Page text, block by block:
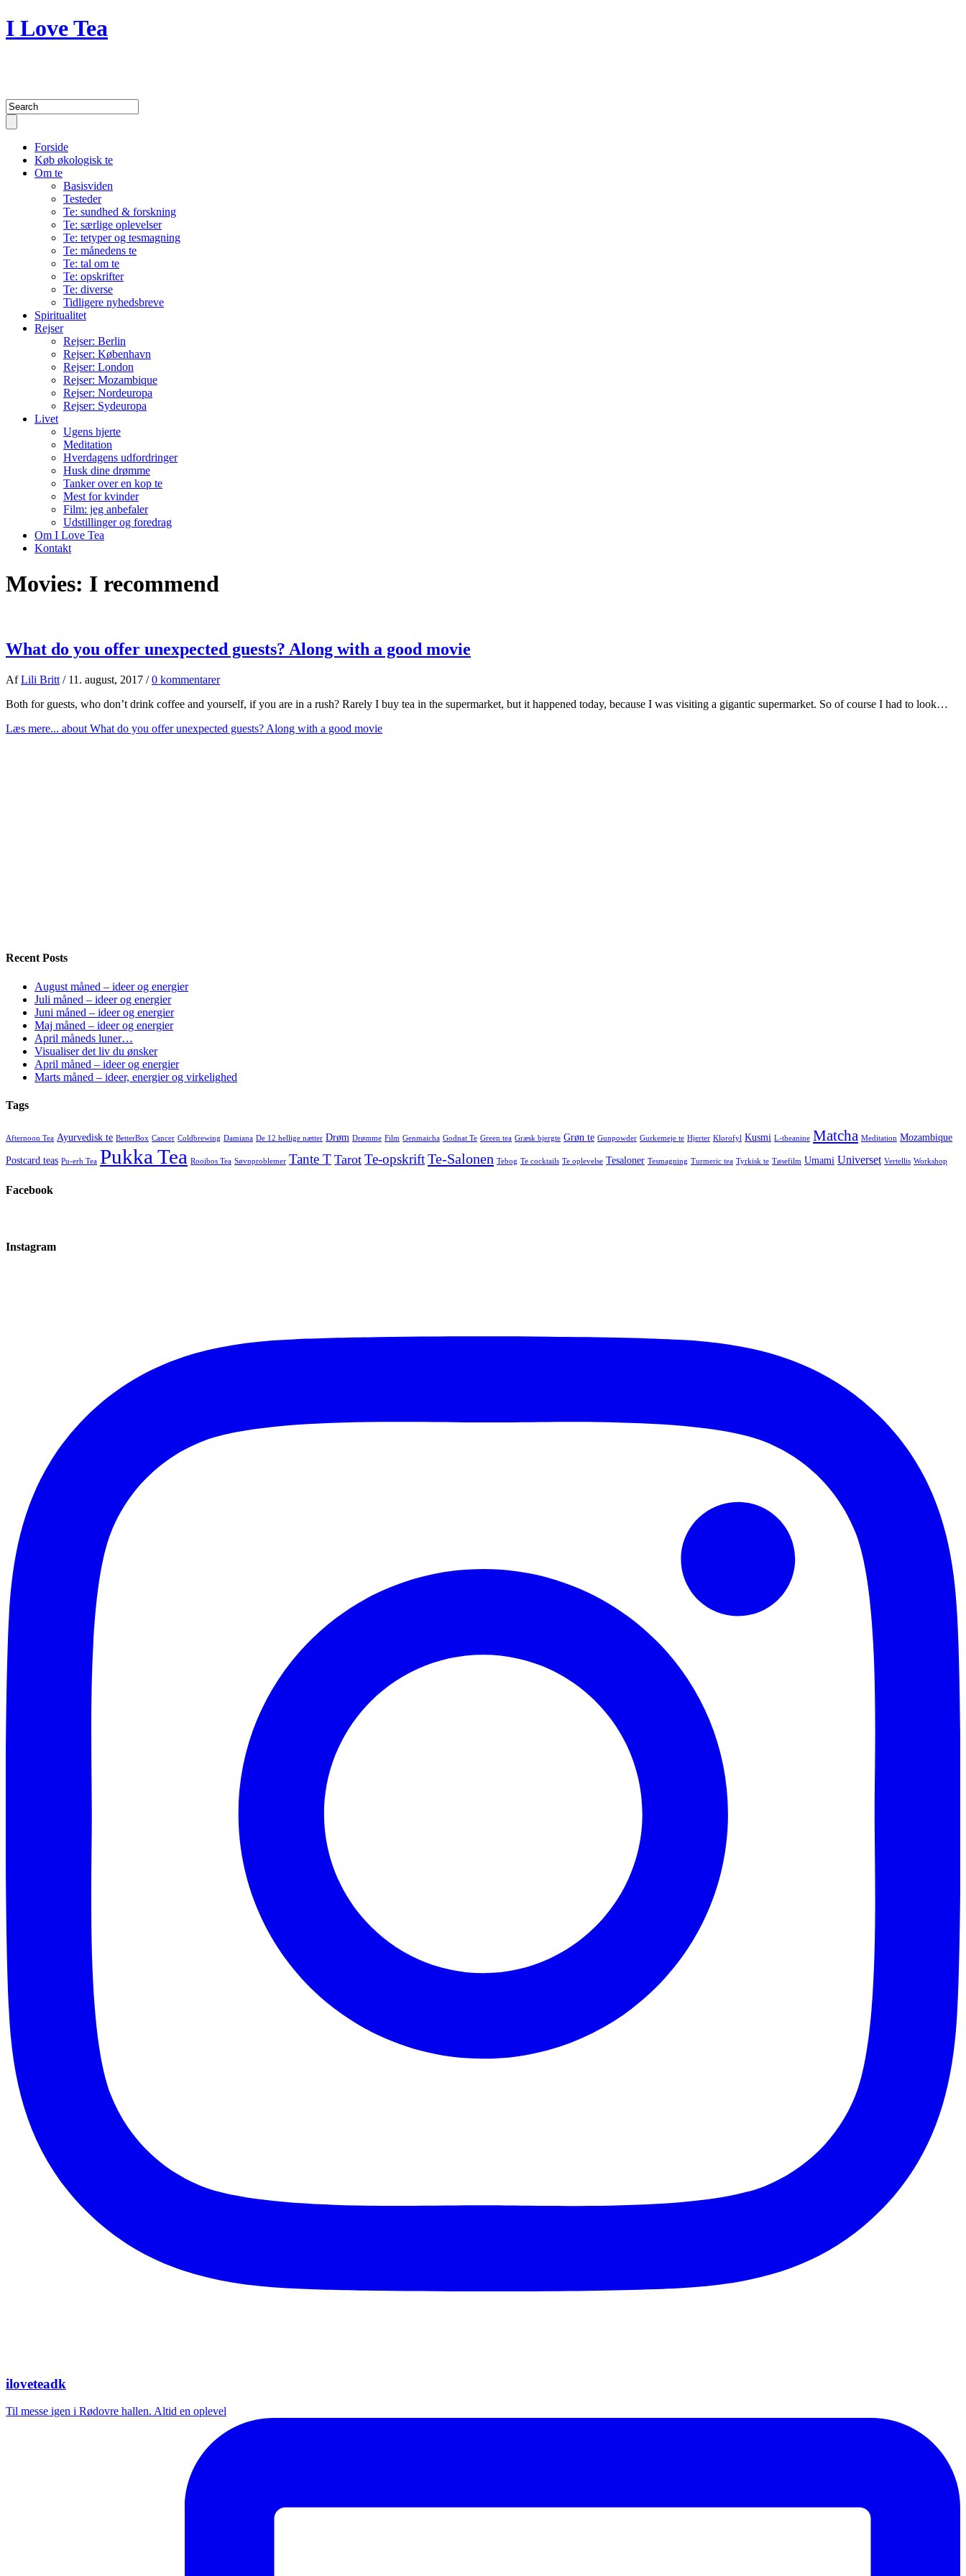
I Love Tea
Forside
Køb økologisk te
Om te
Basisviden
Testeder
Te: sundhed & forskning
Te: særlige oplevelser
Te: tetyper og tesmagning
Te: månedens te
Te: tal om te
Te: opskrifter
Te: diverse
Tidligere nyhedsbreve
Spiritualitet
Rejser
Rejser: Berlin
Rejser: København
Rejser: London
Rejser: Mozambique
Rejser: Nordeuropa
Rejser: Sydeuropa
Livet
Ugens hjerte
Meditation
Hverdagens udfordringer
Husk dine drømme
Tanker over en kop te
Mest for kvinder
Film: jeg anbefaler
Udstillinger og foredrag
Om I Love Tea
Kontakt
Movies: I recommend
What do you offer unexpected guests? Along with a good movie
AfLili Britt / 11. august, 2017 / 0 kommentarer
Both for guests, who don’t drink coffee and yourself, if you are in a rush? Rarely I buy tea in the supermarket, but it happened today, because I was visiting a gigantic supermarket. So of course I had to look…
Læs mere... about What do you offer unexpected guests? Along with a good movie
Recent Posts
August måned – ideer og energier
Juli måned – ideer og energier
Juni måned – ideer og energier
Maj måned – ideer og energier
April måneds luner…
Visualiser det liv du ønsker
April måned – ideer og energier
Marts måned – ideer, energier og virkelighed
Tags
Afternoon Tea Ayurvedisk te BetterBox Cancer Coldbrewing Damiana De 12 hellige nætter Drøm Drømme Film Genmaicha Godnat Te Green tea Græsk bjergte Grøn te Gunpowder Gurkemeje te Hjerter Klorofyl Kusmi L-theanine Matcha Meditation Mozambique
Postcard teas Pu-erh Tea Pukka Tea Rooibos Tea Søvnproblemer Tante T Tarot Te-opskriftTe-Salonen Tebog Te cocktails Te oplevelse Tesaloner Tesmagning Turmeric tea Tyrkisk te Tøsefilm Umami Universet Vertellis Workshop
Facebook
Instagram
iloveteadk
Til messe igen i Rødovre hallen. Altid en oplevel